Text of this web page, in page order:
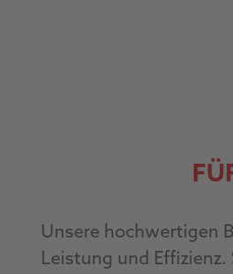
Unsere hochwertigen
Leistung und